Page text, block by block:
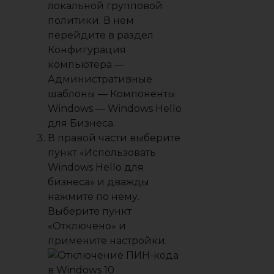
локальной групповой
политики. В нем
перейдите в раздел
Конфигурация
компьютера —
Административные
шаблоны — Компоненты
Windows — Windows Hello
для Бизнеса.
В правой части выберите
пункт «Использовать
Windows Hello для
бизнеса» и дважды
нажмите по нему.
Выберите пункт
«Отключено» и
примените настройки.